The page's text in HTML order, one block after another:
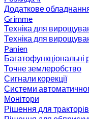
Додаткове
Grimme
Техніка для
Техніка для
Panien
Багатофункціональні
Точне землеробство
Сигнали корекції
Системи
Монітори
Рішення для